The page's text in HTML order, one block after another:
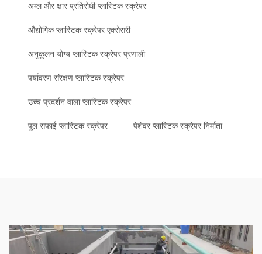
अम्ल और क्षार प्रतिरोधी प्लास्टिक स्क्रेपर
औद्योगिक प्लास्टिक स्क्रेपर एक्सेसरी
अनुकूलन योग्य प्लास्टिक स्क्रेपर प्रणाली
पर्यावरण संरक्षण प्लास्टिक स्क्रेपर
उच्च प्रदर्शन वाला प्लास्टिक स्क्रेपर
पूल सफाई प्लास्टिक स्क्रेपर पेशेवर प्लास्टिक स्क्रेपर निर्माता